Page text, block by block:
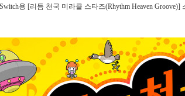
용 [리듬 천국 미라클 스타즈(Rhythm Heaven